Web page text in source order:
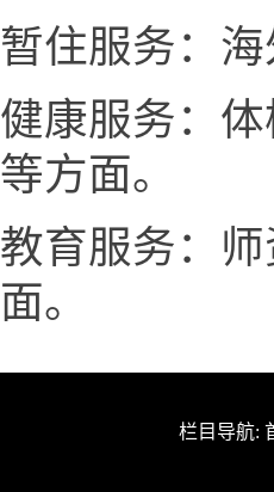
暂住服务：
健康服务：
等方面。
教育服务：
面。
栏目导航: